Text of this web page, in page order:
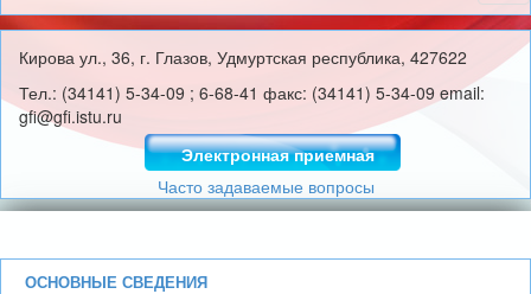
Кирова ул., 36, г. Глазов, Удмуртская республика, 427622
Тел.: (34141) 5-34-09 ; 6-68-41 факс: (34141) 5-34-09 email:
gfi@gfi.istu.ru
Электронная приемная
Часто задаваемые вопросы
ОСНОВНЫЕ СВЕДЕНИЯ